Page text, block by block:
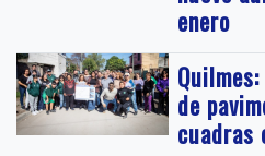
enero
de
cuadras